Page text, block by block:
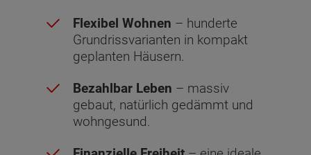
Flexibel Wohnen – hunderte
Grundrissvarianten in kompakt
geplanten Häusern.
Bezahlbar Leben – massiv
gebaut, natürlich gedämmt und
wohngesund.